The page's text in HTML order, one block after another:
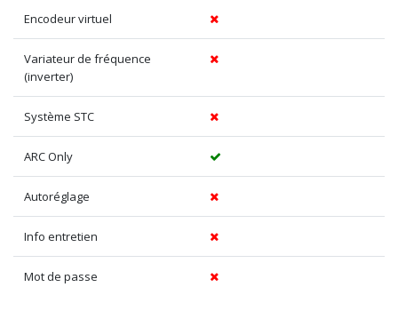
Encodeur virtuel
Variateur de fréquence
(inverter)
Système STC
ARC Only
Autoréglage
Info entretien
Mot de passe